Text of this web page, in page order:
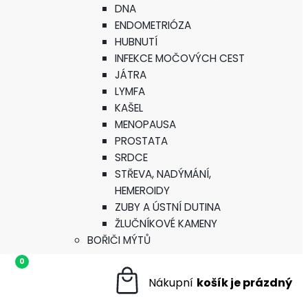
DNA
ENDOMETRIÓZA
HUBNUTÍ
INFEKCE MOČOVÝCH CEST
JÁTRA
LYMFA
KAŠEL
MENOPAUSA
PROSTATA
SRDCE
STŘEVA, NADÝMÁNÍ,
HEMEROIDY
ZUBY A ÚSTNÍ DUTINA
ŽLUČNÍKOVÉ KAMENY
BOŘIČI MÝTŮ
0